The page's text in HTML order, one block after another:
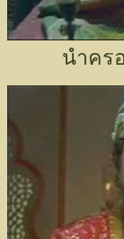
นำคร